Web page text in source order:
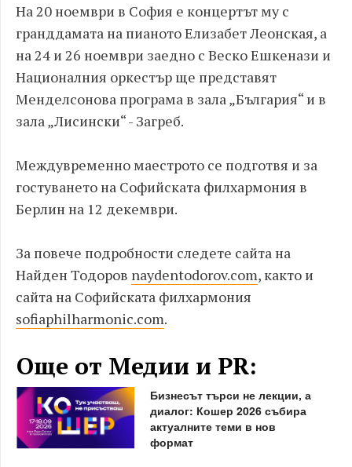
На 20 ноември в София е концертът му с
гранддамата на пианото Елизабет Леонская, а
на 24 и 26 ноември заедно с Веско Ешкенази и
Националния оркестър ще представят
Менделсонова програма в зала „България“ и в
зала „Лисински“ - Загреб.
Междувременно маестрото се подготвя и за
гостуването на Софийската филхармония в
Берлин на 12 декември.
За повече подробности следете сайта на
Найден Тодоров naydentodorоv.com, както и
сайта на Софийската филхармония
sofiaphilharmonic.com.
Още от Медии и PR:
Бизнесът търси не лекции, а
диалог: Кошер 2026 събира
актуалните теми в нов
формат